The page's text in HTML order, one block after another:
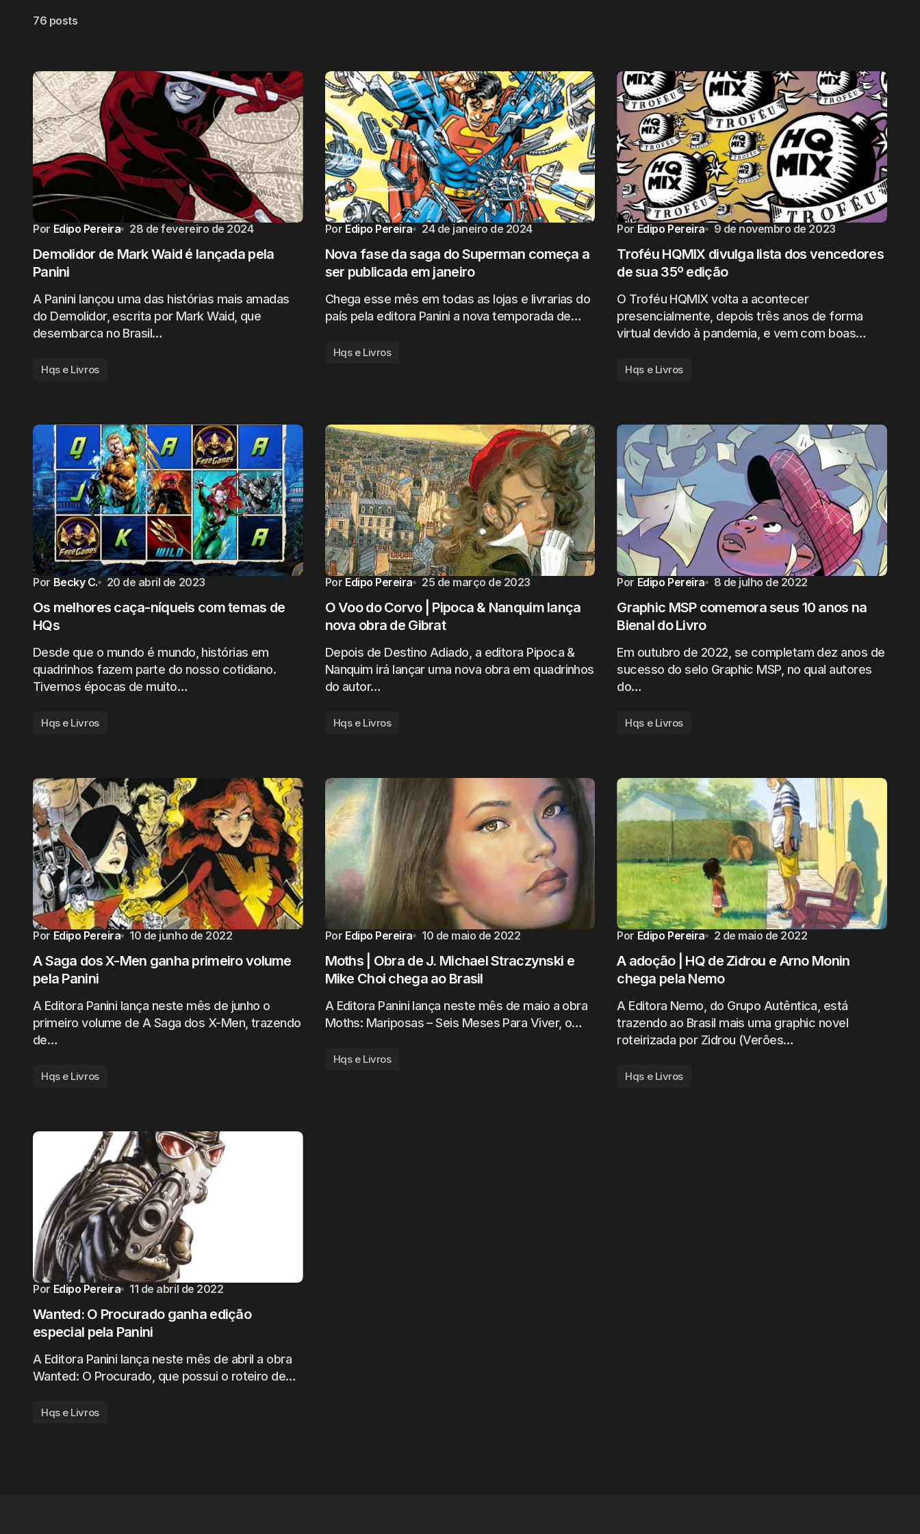
76 posts
Por Edipo Pereira 28 de fevereiro de 2024
Demolidor de Mark Waid é lançada pela
Panini
A Panini lançou uma das histórias mais amadas
do Demolidor, escrita por Mark Waid, que
desembarca no Brasil…
Hqs e Livros
Por Edipo Pereira 24 de janeiro de 2024
Nova fase da saga do Superman começa a
ser publicada em janeiro
Chega esse mês em todas as lojas e livrarias do
país pela editora Panini a nova temporada de…
Hqs e Livros
Por Edipo Pereira 9 de novembro de 2023
Troféu HQMIX divulga lista dos vencedores
de sua 35º edição
O Troféu HQMIX volta a acontecer
presencialmente, depois três anos de forma
virtual devido à pandemia, e vem com boas…
Hqs e Livros
Por Becky C. 20 de abril de 2023
Os melhores caça-níqueis com temas de
HQs
Desde que o mundo é mundo, histórias em
quadrinhos fazem parte do nosso cotidiano.
Tivemos épocas de muito…
Hqs e Livros
Por Edipo Pereira 25 de março de 2023
O Voo do Corvo | Pipoca & Nanquim lança
nova obra de Gibrat
Depois de Destino Adiado, a editora Pipoca &
Nanquim irá lançar uma nova obra em quadrinhos
do autor…
Hqs e Livros
Por Edipo Pereira 8 de julho de 2022
Graphic MSP comemora seus 10 anos na
Bienal do Livro
Em outubro de 2022, se completam dez anos de
sucesso do selo Graphic MSP, no qual autores
do…
Hqs e Livros
Por Edipo Pereira 10 de junho de 2022
A Saga dos X-Men ganha primeiro volume
pela Panini
A Editora Panini lança neste mês de junho o
primeiro volume de A Saga dos X-Men, trazendo
de…
Hqs e Livros
Por Edipo Pereira 10 de maio de 2022
Moths | Obra de J. Michael Straczynski e
Mike Choi chega ao Brasil
A Editora Panini lança neste mês de maio a obra
Moths: Mariposas – Seis Meses Para Viver, o…
Hqs e Livros
Por Edipo Pereira 2 de maio de 2022
A adoção | HQ de Zidrou e Arno Monin
chega pela Nemo
A Editora Nemo, do Grupo Autêntica, está
trazendo ao Brasil mais uma graphic novel
roteirizada por Zidrou (Verões…
Hqs e Livros
Por Edipo Pereira 11 de abril de 2022
Wanted: O Procurado ganha edição
especial pela Panini
A Editora Panini lança neste mês de abril a obra
Wanted: O Procurado, que possui o roteiro de…
Hqs e Livros